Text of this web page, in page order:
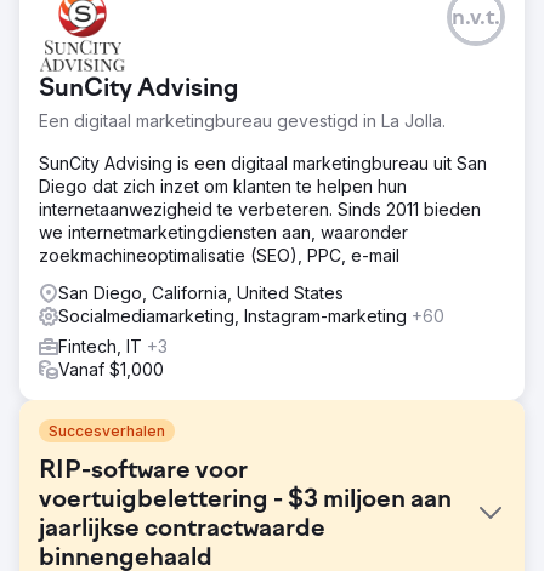
SunCity Advising
Een digitaal marketingbureau gevestigd in La Jolla.
n.v.t.
SunCity Advising is een digitaal marketingbureau uit San
Diego dat zich inzet om klanten te helpen hun
internetaanwezigheid te verbeteren. Sinds 2011 bieden
we internetmarketingdiensten aan, waaronder
zoekmachineoptimalisatie (SEO), PPC, e-mail
San Diego, California, United States
Socialmediamarketing, Instagram-marketing +60
Fintech, IT +3
Vanaf $1,000
Succesverhalen
RIP-software voor
voertuigbelettering - $3 miljoen aan
jaarlijkse contractwaarde
binnengehaald